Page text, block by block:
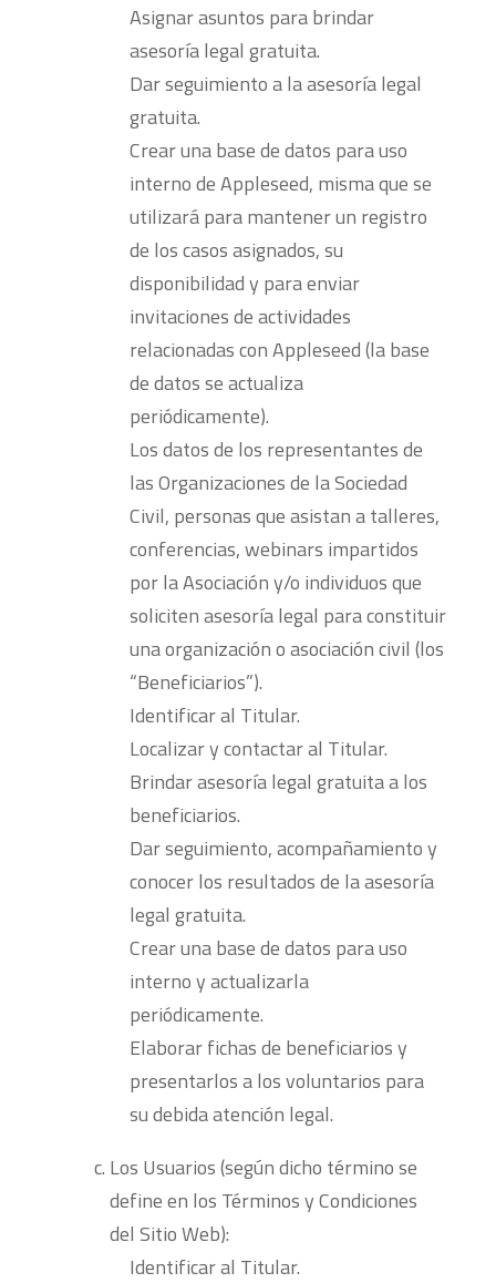
Asignar asuntos para brindar
asesoría legal gratuita.
Dar seguimiento a la asesoría legal
gratuita.
Crear una base de datos para uso
interno de Appleseed, misma que se
utilizará para mantener un registro
de los casos asignados, su
disponibilidad y para enviar
invitaciones de actividades
relacionadas con Appleseed (la base
de datos se actualiza
periódicamente).
Los datos de los representantes de
las Organizaciones de la Sociedad
Civil, personas que asistan a talleres,
conferencias, webinars impartidos
por la Asociación y/o individuos que
soliciten asesoría legal para constituir
una organización o asociación civil (los
“Beneficiarios”).
Identificar al Titular.
Localizar y contactar al Titular.
Brindar asesoría legal gratuita a los
beneficiarios.
Dar seguimiento, acompañamiento y
conocer los resultados de la asesoría
legal gratuita.
Crear una base de datos para uso
interno y actualizarla
periódicamente.
Elaborar fichas de beneficiarios y
presentarlos a los voluntarios para
su debida atención legal.
Los Usuarios (según dicho término se
define en los Términos y Condiciones
del Sitio Web):
Identificar al Titular.